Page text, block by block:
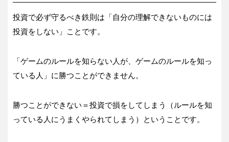
投資で必ず守るべき鉄則は「自分の理解できないものには
投資をしない」ことです。
「ゲームのルールを知らない人が、ゲームのルールを知っ
ている人」に勝つことができません。
勝つことができない＝投資で損をしてしまう（ルールを知
っている人にうまくやられてしまう）ということです。